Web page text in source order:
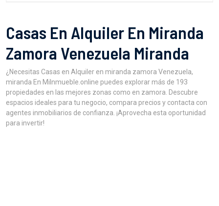
Casas En Alquiler En Miranda
Zamora Venezuela Miranda
¿Necesitas Casas en Alquiler en miranda zamora Venezuela,
miranda En MiInmueble.online puedes explorar más de 193
propiedades en las mejores zonas como en zamora. Descubre
espacios ideales para tu negocio, compara precios y contacta con
agentes inmobiliarios de confianza. ¡Aprovecha esta oportunidad
para invertir!